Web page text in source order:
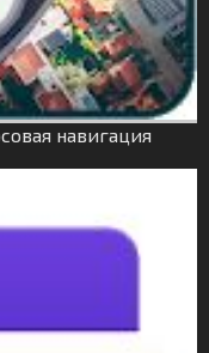
навигация